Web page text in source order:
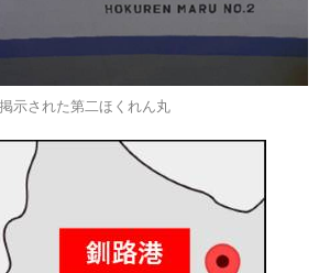
示された第二ほくれん丸